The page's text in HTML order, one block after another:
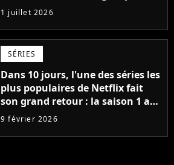
revient avec un nouveau single
solaire
1 juillet 2026
SÉRIES
Dans 10 jours, l'une des séries les
plus populaires de Netflix fait
son grand retour : la saison 1 a
cumulé plus de 98 millions de
9 février 2026